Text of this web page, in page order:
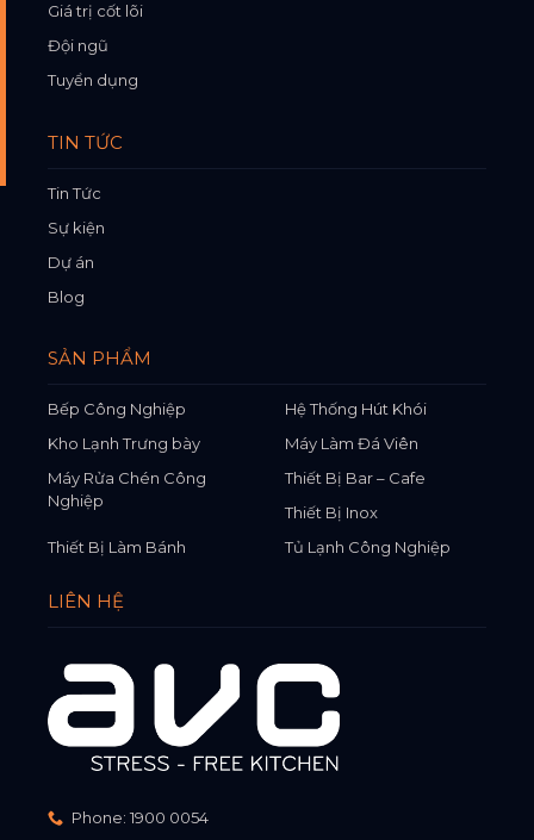
Giá trị cốt lõi
Đội ngũ
Tuyển dụng
TIN TỨC
Tin Tức
Sự kiện
Dự án
Blog
SẢN PHẨM
Bếp Công Nghiệp
Hệ Thống Hút Khói
Kho Lạnh Trưng bày
Máy Làm Đá Viên
Máy Rửa Chén Công
Nghiệp
Thiết Bị Bar – Cafe
Thiết Bị Inox
Thiết Bị Làm Bánh
Tủ Lạnh Công Nghiệp
LIÊN HỆ
Phone: 1900 0054